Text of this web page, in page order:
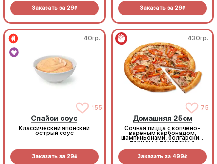
Заказать за 29R Заказать за 29R
40гр.
155
Спайси соус
Классический японский
острый соус
Заказать за 29R
430гр.
75
Домашняя 25см
Сочная пицца с копчёно-
варёным карбонадом,
шампиньонами, болгарским
перцем и томатами с
Заказать за 499R